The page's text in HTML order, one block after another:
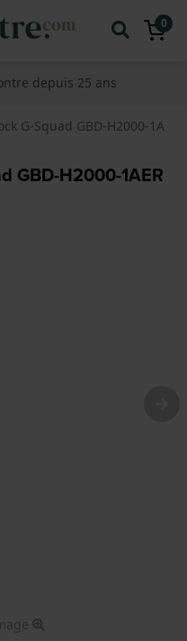
0
depuis 25 ans
G-Squad GBD-H2000-1AER
GBD-H2000-1AER